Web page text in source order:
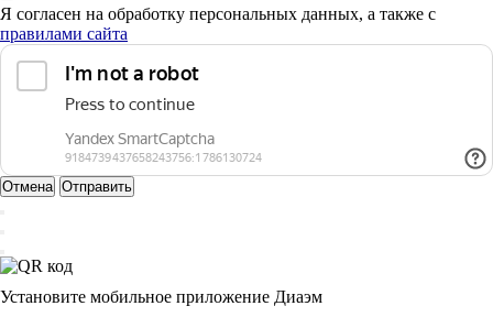
Я согласен на обработку персональных данных, а также с
правилами сайта
Отмена Отправить
Установите мобильное приложение Диаэм